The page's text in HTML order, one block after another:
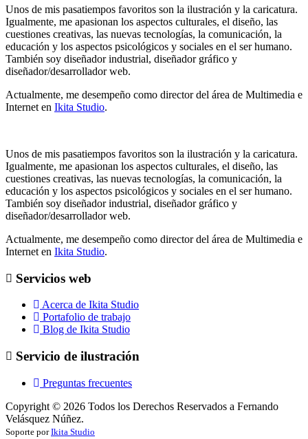
Unos de mis pasatiempos favoritos son la ilustración y la caricatura.
Igualmente, me apasionan los aspectos culturales, el diseño, las
cuestiones creativas, las nuevas tecnologías, la comunicación, la
educación y los aspectos psicológicos y sociales en el ser humano.
También soy diseñador industrial, diseñador gráfico y
diseñador/desarrollador web.
Actualmente, me desempeño como director del área de Multimedia e
Internet en Ikita Studio.
Unos de mis pasatiempos favoritos son la ilustración y la caricatura.
Igualmente, me apasionan los aspectos culturales, el diseño, las
cuestiones creativas, las nuevas tecnologías, la comunicación, la
educación y los aspectos psicológicos y sociales en el ser humano.
También soy diseñador industrial, diseñador gráfico y
diseñador/desarrollador web.
Actualmente, me desempeño como director del área de Multimedia e
Internet en Ikita Studio.
Servicios web
Acerca de Ikita Studio
Portafolio de trabajo
Blog de Ikita Studio
Servicio de ilustración
Preguntas frecuentes
Copyright © 2026 Todos los Derechos Reservados a Fernando
Velásquez Núñez.
Soporte porIkita Studio